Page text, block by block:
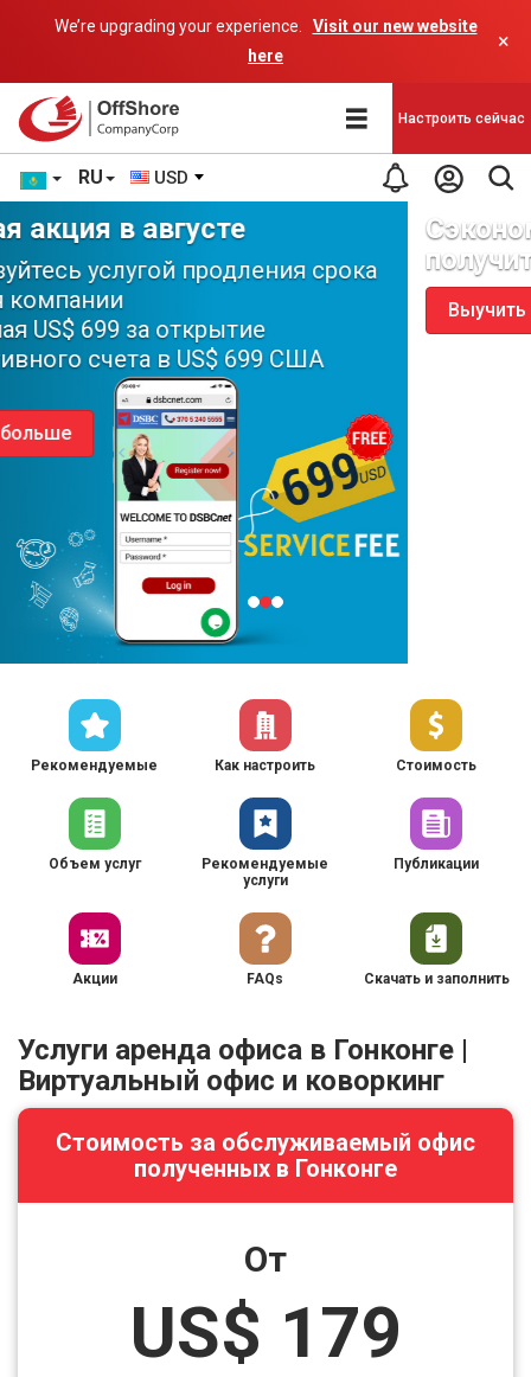
We’re upgrading your experience.
Visit our new website
here
×
RU USD
Настроить сейчас
Сэкономьте до 300 долларов и
получите специальный ВАУЧЕР
Выучить больше
Рекомендуемые Как настроить Стоимость
Объем услуг
Рекомендуемые
услуги
Публикации
Акции FAQs Скачать и заполнить
Услуги аренда офиса в Гонконге |
Виртуальный офис и коворкинг
Стоимость за обслуживаемый офис
полученных в Гонконге
От
US$ 179